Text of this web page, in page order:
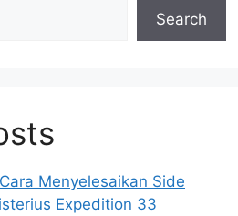
Search
Menyelesaikan Side
Expedition 33